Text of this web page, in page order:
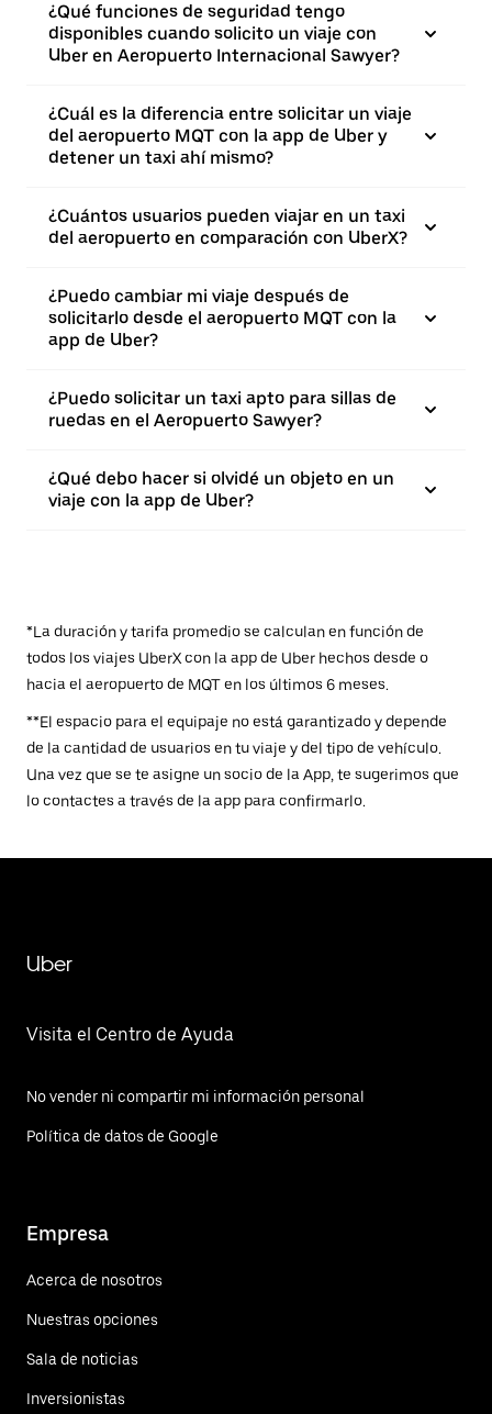
¿Qué funciones de seguridad tengo
disponibles cuando solicito un viaje con
Uber en Aeropuerto Internacional Sawyer?
¿Cuál es la diferencia entre solicitar un viaje
del aeropuerto MQT con la app de Uber y
detener un taxi ahí mismo?
¿Cuántos usuarios pueden viajar en un taxi
del aeropuerto en comparación con UberX?
¿Puedo cambiar mi viaje después de
solicitarlo desde el aeropuerto MQT con la
app de Uber?
¿Puedo solicitar un taxi apto para sillas de
ruedas en el Aeropuerto Sawyer?
¿Qué debo hacer si olvidé un objeto en un
viaje con la app de Uber?
*La duración y tarifa promedio se calculan en función de
todos los viajes UberX con la app de Uber hechos desde o
hacia el aeropuerto de MQT en los últimos 6 meses.
**El espacio para el equipaje no está garantizado y depende
de la cantidad de usuarios en tu viaje y del tipo de vehículo.
Una vez que se te asigne un socio de la App, te sugerimos que
lo contactes a través de la app para confirmarlo.
Uber
Visita el Centro de Ayuda
No vender ni compartir mi información personal
Política de datos de Google
Empresa
Acerca de nosotros
Nuestras opciones
Sala de noticias
Inversionistas